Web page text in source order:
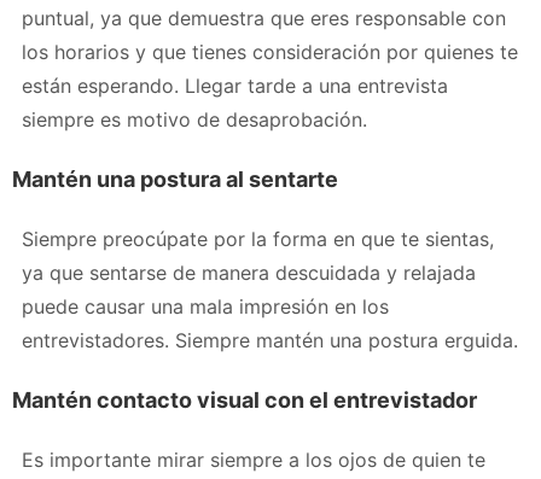
puntual, ya que demuestra que eres responsable con
los horarios y que tienes consideración por quienes te
están esperando. Llegar tarde a una entrevista
siempre es motivo de desaprobación.
Mantén una postura al sentarte
Siempre preocúpate por la forma en que te sientas,
ya que sentarse de manera descuidada y relajada
puede causar una mala impresión en los
entrevistadores. Siempre mantén una postura erguida.
Mantén contacto visual con el entrevistador
Es importante mirar siempre a los ojos de quien te